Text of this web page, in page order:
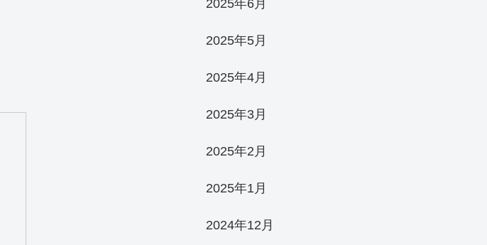
2025年6月
2025年5月
2025年4月
2025年3月
2025年2月
2025年1月
2024年12月